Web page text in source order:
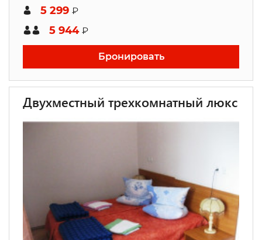
5 299 ₽
5 944 ₽
Бронировать
Двухместный трехкомнатный люкс